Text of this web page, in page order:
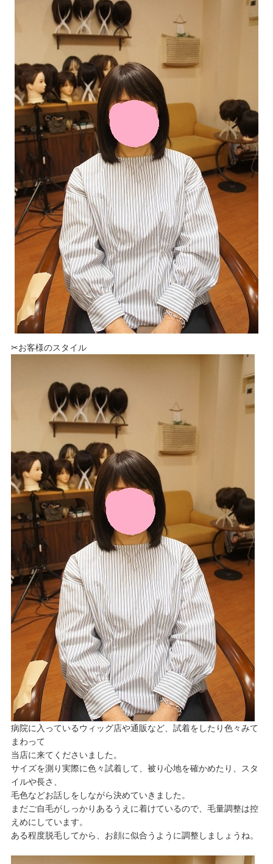
✂お客様のスタイル
病院に入っているウィッグ店や通販など、試着をしたり色々みて
まわって
当店に来てくださいました。
サイズを測り実際に色々試着して、被り心地を確かめたり、スタ
イルや長さ、
毛色などお話しをしながら決めていきました。
まだご自毛がしっかりあるうえに着けているので、毛量調整は控
えめにしています。
ある程度脱毛してから、お顔に似合うように調整しましょうね。